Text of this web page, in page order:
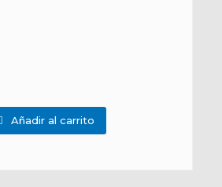
Añadir al carrito